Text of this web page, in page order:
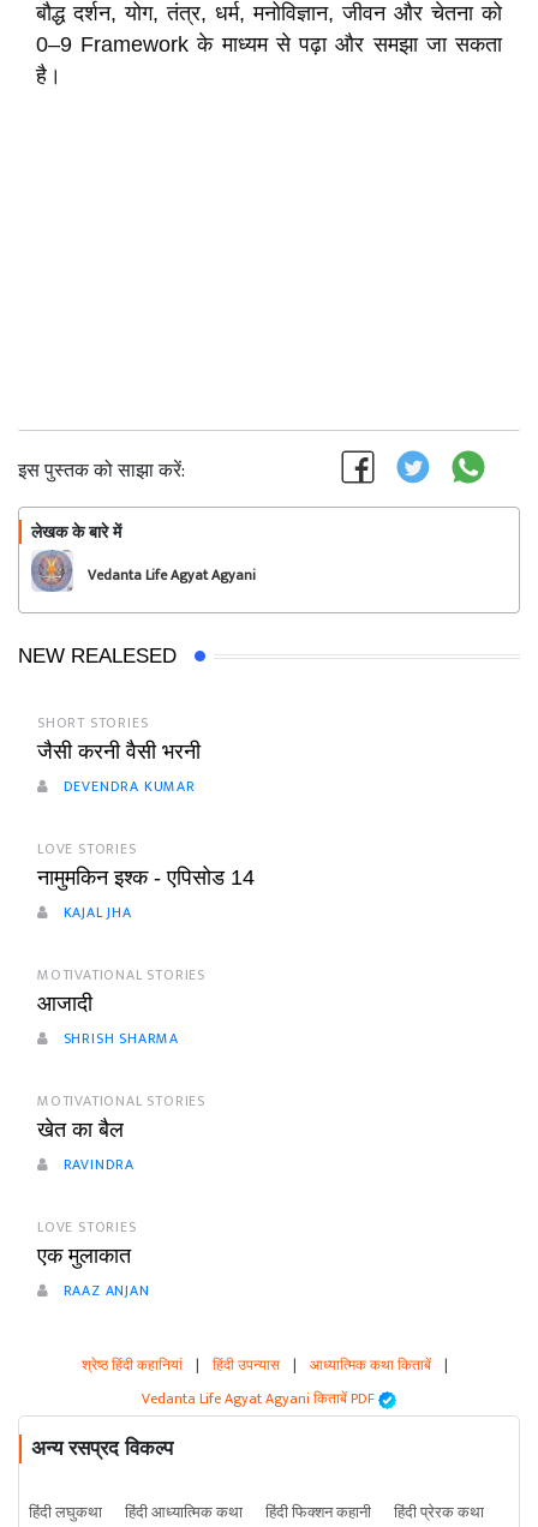
बौद्ध दर्शन, योग, तंत्र, धर्म, मनोविज्ञान, जीवन और चेतना को
0–9 Framework के माध्यम से पढ़ा और समझा जा सकता
है।
इस पुस्तक को साझा करें:
लेखक के बारे में
Vedanta Life Agyat Agyani
NEW REALESED
SHORT STORIES
जैसी करनी वैसी भरनी
DEVENDRA KUMAR
LOVE STORIES
नामुमकिन इश्क - एपिसोड 14
KAJAL JHA
MOTIVATIONAL STORIES
आजादी
SHRISH SHARMA
MOTIVATIONAL STORIES
खेत का बैल
RAVINDRA
LOVE STORIES
एक मुलाकात
RAAZ ANJAN
श्रेष्ठ हिंदी कहानियां | हिंदी उपन्यास | आध्यात्मिक कथा किताबें |
Vedanta Life Agyat Agyani किताबें PDF
अन्य रसप्रद विकल्प
हिंदी लघुकथा हिंदी आध्यात्मिक कथा हिंदी फिक्शन कहानी
हिंदी प्रेरक कथा